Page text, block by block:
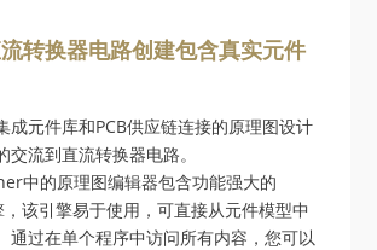
转换器电路创建包含真实元件
成元件库和PCB供应链连接的原理图设计
交流到直流转换器电路。
中的原理图编辑器包含功能强大的
，该引擎易于使用，可直接从元件模型中
通过在单个程序中访问所有内容，您可以